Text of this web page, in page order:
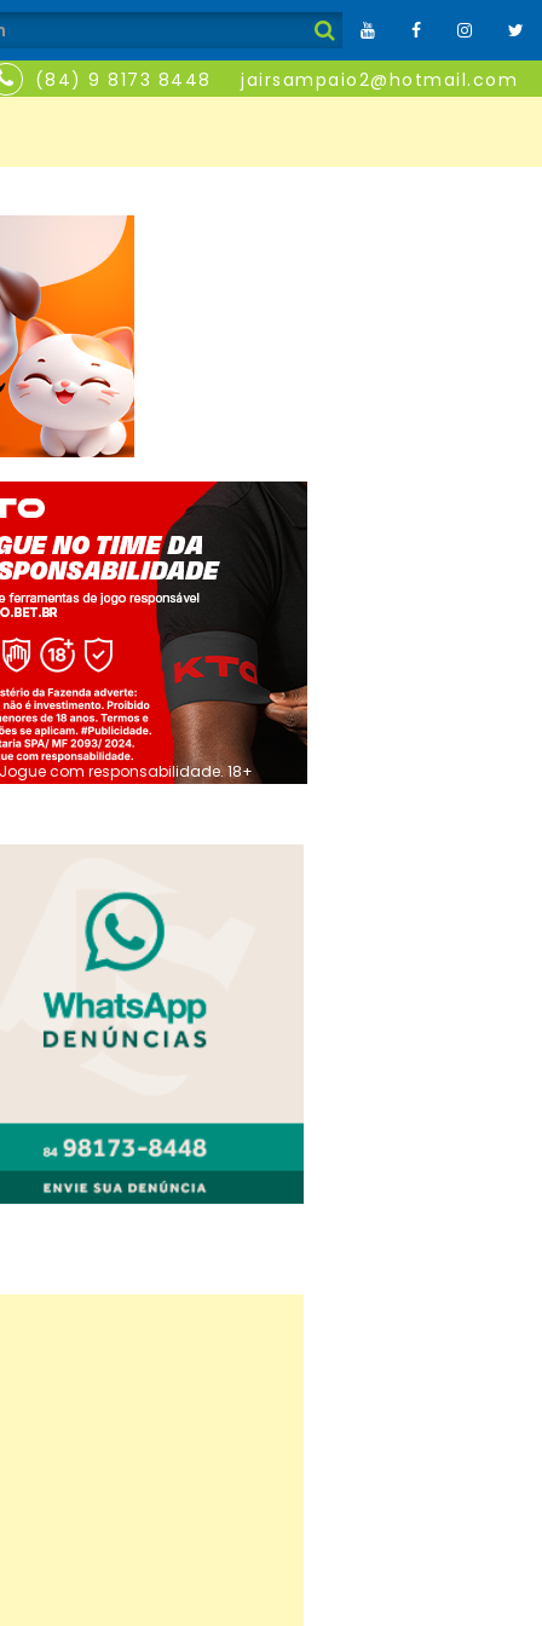
(84) 9 8173 8448 jairsampaio2@hotmail.com
Jogue com responsabilidade. 18+